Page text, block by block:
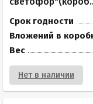
Срок годности
Вложений в
Вес
Нет в наличии